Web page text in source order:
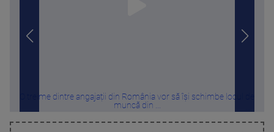
O treime dintre angajații din România vor să își schimbe locul de
muncă din ...